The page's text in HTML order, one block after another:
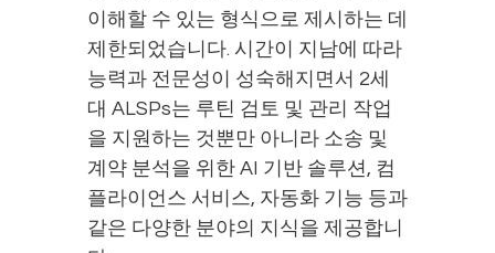
이해할 수 있는 형식으로 제시하는 데
제한되었습니다. 시간이 지남에 따라
능력과 전문성이 성숙해지면서 2세
대 ALSPs는 루틴 검토 및 관리 작업
을 지원하는 것뿐만 아니라 소송 및
계약 분석을 위한 AI 기반 솔루션, 컴
플라이언스 서비스, 자동화 기능 등과
같은 다양한 분야의 지식을 제공합니